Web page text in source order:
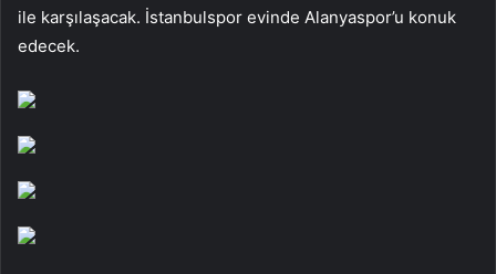
ile karşılaşacak. İstanbulspor evinde Alanyaspor’u konuk
edecek.